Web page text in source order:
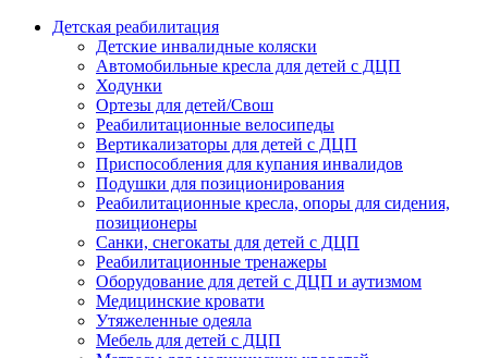
Детская реабилитация
Детские инвалидные коляски
Автомобильные кресла для детей с ДЦП
Ходунки
Ортезы для детей/Свош
Реабилитационные велосипеды
Вертикализаторы для детей с ДЦП
Приспособления для купания инвалидов
Подушки для позиционирования
Реабилитационные кресла, опоры для сидения,
позиционеры
Санки, снегокаты для детей с ДЦП
Реабилитационные тренажеры
Оборудование для детей с ДЦП и аутизмом
Медицинские кровати
Утяжеленные одеяла
Мебель для детей с ДЦП